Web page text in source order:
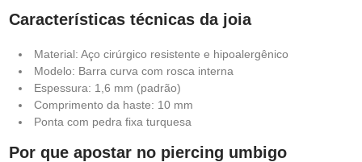
Características técnicas da joia
Material: Aço cirúrgico resistente e hipoalergênico
Modelo: Barra curva com rosca interna
Espessura: 1,6 mm (padrão)
Comprimento da haste: 10 mm
Ponta com pedra fixa turquesa
Por que apostar no piercing umbigo